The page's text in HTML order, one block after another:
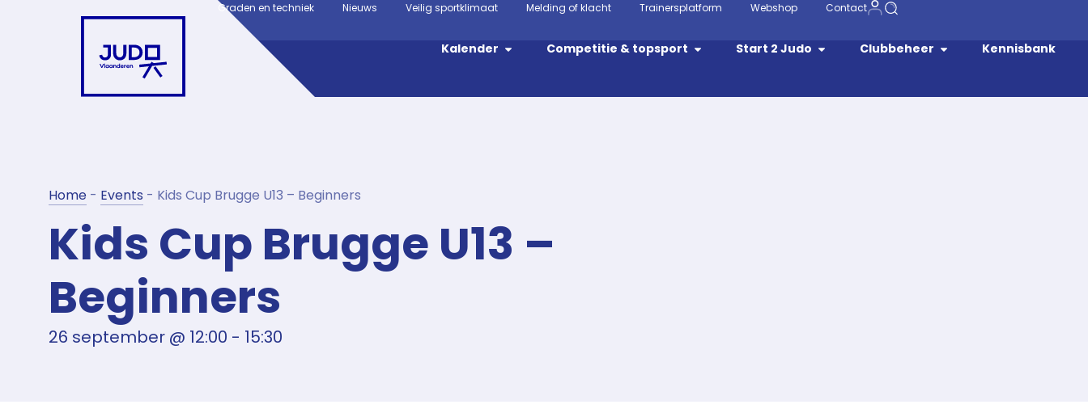
Graden en techniek Nieuws Veilig sportklimaat Melding of klacht Trainersplatform Webshop Contact
Kalender Competitie & topsport Start 2 Judo Clubbeheer Kennisbank
Home - Events - Kids Cup Brugge U13 – Beginners
Kids Cup Brugge U13 –
Beginners
26 september @ 12:00 - 15:30